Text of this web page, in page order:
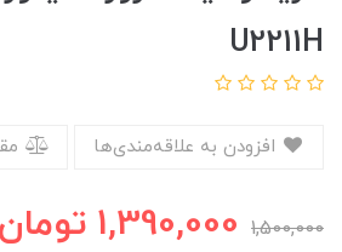
U2211H
1,500,000
1,390,000 تومان